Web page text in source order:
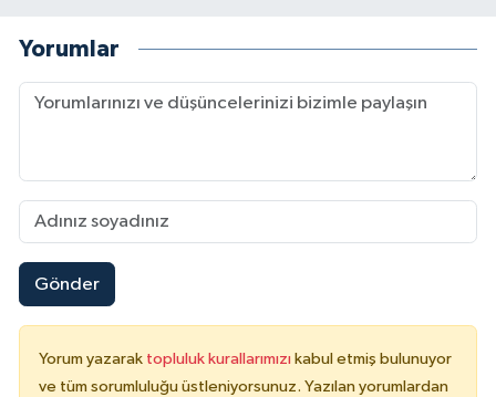
Yorumlar
Gönder
Yorum yazarak topluluk kurallarımızı kabul etmiş bulunuyor
ve tüm sorumluluğu üstleniyorsunuz. Yazılan yorumlardan